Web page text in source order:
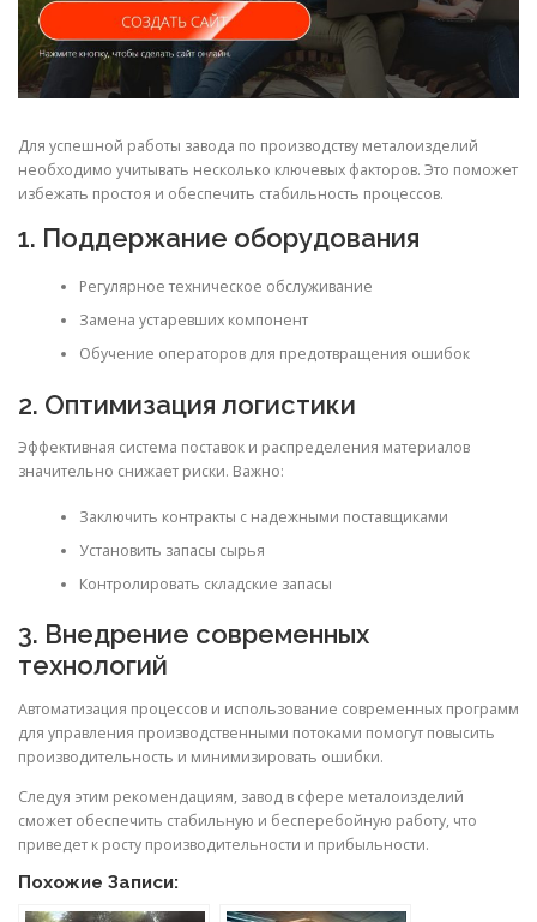
Для успешной работы завода по производству металоизделий
необходимо учитывать несколько ключевых факторов. Это поможет
избежать простоя и обеспечить стабильность процессов.
1. Поддержание оборудования
Регулярное техническое обслуживание
Замена устаревших компонент
Обучение операторов для предотвращения ошибок
2. Оптимизация логистики
Эффективная система поставок и распределения материалов
значительно снижает риски. Важно:
Заключить контракты с надежными поставщиками
Установить запасы сырья
Контролировать складские запасы
3. Внедрение современных
технологий
Автоматизация процессов и использование современных программ
для управления производственными потоками помогут повысить
производительность и минимизировать ошибки.
Следуя этим рекомендациям, завод в сфере металоизделий
сможет обеспечить стабильную и бесперебойную работу, что
приведет к росту производительности и прибыльности.
Похожие Записи: